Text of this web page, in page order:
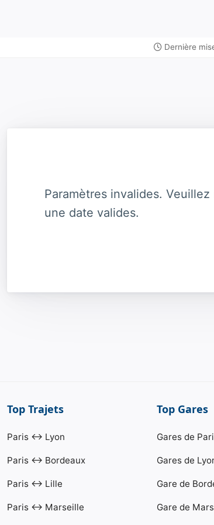
Dernière
Paramètres invalides.
une date valides.
Top Trajets
Paris ↔ Lyon
Paris ↔ Bordeaux
Paris ↔ Lille
Paris ↔ Marseille
Top Gares
Gares de
Gares de
Gare de
Gare de